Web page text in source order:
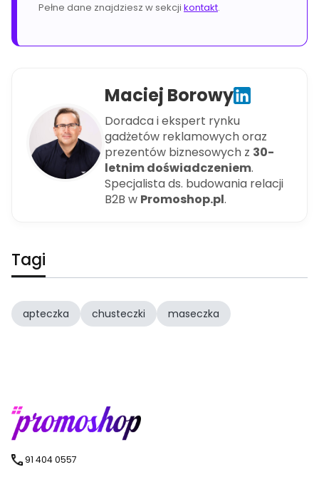
Pełne dane znajdziesz w sekcji kontakt.
Maciej Borowy
Doradca i ekspert rynku
gadżetów reklamowych oraz
prezentów biznesowych z 30-
letnim doświadczeniem.
Specjalista ds. budowania relacji
B2B w Promoshop.pl.
Tagi
apteczka chusteczki maseczka
91 404 0557